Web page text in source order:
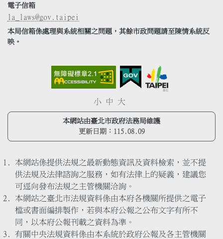
電子信箱
la_laws@gov.taipei
本局信箱係處理與系統相關之問題，其餘市政問題請至陳情系統反
映。
小 中 大
本網站由臺北市政府法務局維護
更新日期： 115.08.09
本網站係提供法規之最新動態資訊及資料檢索，並不提
供法規及法律諮詢之服務，如有法律上的疑義，建議您
可逕向發布法規之主管機關洽詢。
本網站之臺北市法規資料係由本府各機關所提供之電子
檔或書面編排製作，若與本府公報之公布文字有所不
同，以本府公報刊載之資料為準。
有關中央法規資料係由本系統於政府公報及各主管機關